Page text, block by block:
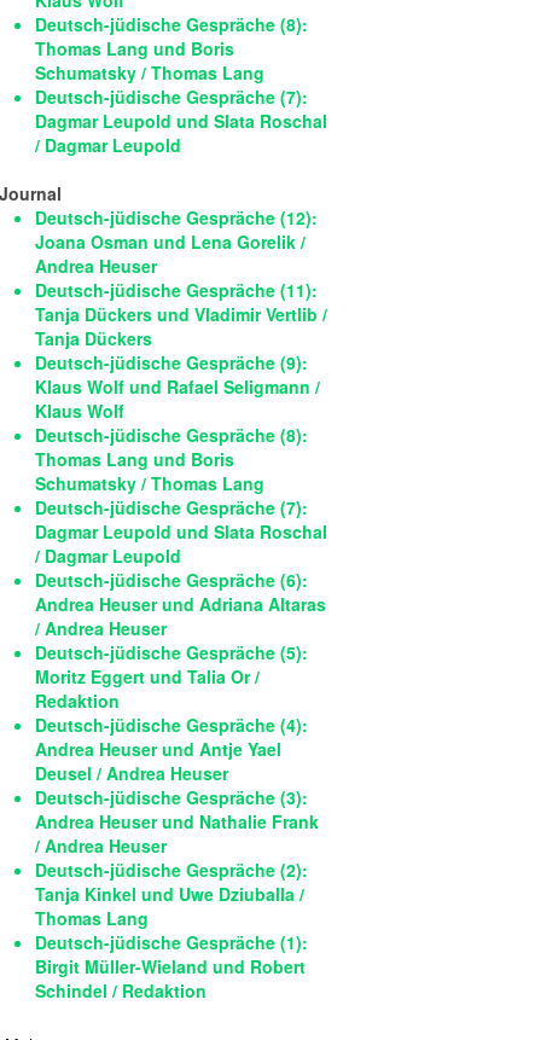
Deutsch-jüdische Gespräche (8):
Thomas Lang und Boris
Schumatsky / Thomas Lang
Deutsch-jüdische Gespräche (7):
Dagmar Leupold und Slata Roschal
/ Dagmar Leupold
Deutsch-jüdische Gespräche (12):
Joana Osman und Lena Gorelik /
Andrea Heuser
Deutsch-jüdische Gespräche (11):
Tanja Dückers und Vladimir Vertlib /
Tanja Dückers
Deutsch-jüdische Gespräche (9):
Klaus Wolf und Rafael Seligmann /
Klaus Wolf
Deutsch-jüdische Gespräche (8):
Thomas Lang und Boris
Schumatsky / Thomas Lang
Deutsch-jüdische Gespräche (7):
Dagmar Leupold und Slata Roschal
/ Dagmar Leupold
Deutsch-jüdische Gespräche (6):
Andrea Heuser und Adriana Altaras
/ Andrea Heuser
Deutsch-jüdische Gespräche (5):
Moritz Eggert und Talia Or /
Redaktion
Deutsch-jüdische Gespräche (4):
Andrea Heuser und Antje Yael
Deusel / Andrea Heuser
Deutsch-jüdische Gespräche (3):
Andrea Heuser und Nathalie Frank
/ Andrea Heuser
Deutsch-jüdische Gespräche (2):
Tanja Kinkel und Uwe Dziuballa /
Thomas Lang
Deutsch-jüdische Gespräche (1):
Birgit Müller-Wieland und Robert
Schindel / Redaktion